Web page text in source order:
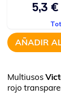
AÑADIR
Multiusos
rojo